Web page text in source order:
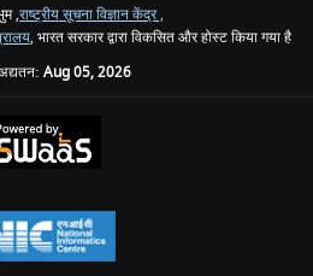
,राष्ट्रीय सूचना विज्ञान केंद्र ,
, भारत सरकार द्वारा विकसित और होस्ट किया गया है
Aug 05, 2026